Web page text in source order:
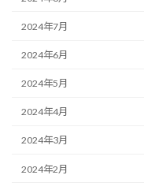
2024年7月
2024年6月
2024年5月
2024年4月
2024年3月
2024年2月